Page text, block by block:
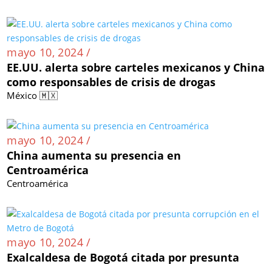
mayo 10, 2024 /
EE.UU. alerta sobre carteles mexicanos y China
como responsables de crisis de drogas
México 🇲🇽
mayo 10, 2024 /
China aumenta su presencia en
Centroamérica
Centroamérica
mayo 10, 2024 /
Exalcaldesa de Bogotá citada por presunta